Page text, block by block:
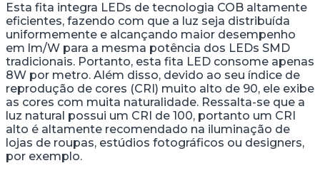
Esta fita integra LEDs de tecnologia COB altamente
eficientes, fazendo com que a luz seja distribuída
uniformemente e alcançando maior desempenho
em lm/W para a mesma potência dos LEDs SMD
tradicionais. Portanto, esta fita LED consome apenas
8W por metro. Além disso, devido ao seu índice de
reprodução de cores (CRI) muito alto de 90, ele exibe
as cores com muita naturalidade. Ressalta-se que a
luz natural possui um CRI de 100, portanto um CRI
alto é altamente recomendado na iluminação de
lojas de roupas, estúdios fotográficos ou designers,
por exemplo.